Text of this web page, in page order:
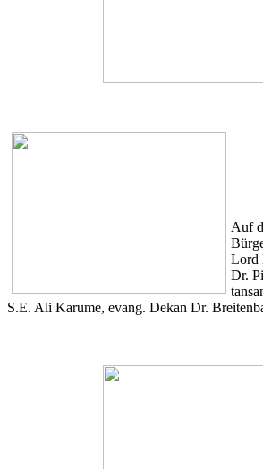
Auf
Lord
Dr.
S.E. Ali Karume, evang. Dekan Dr.